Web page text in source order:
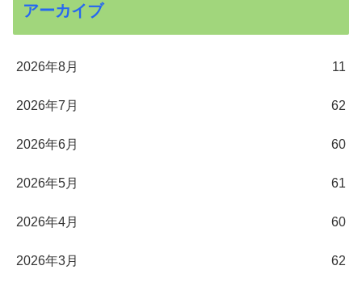
アーカイブ
2026年8月 11
2026年7月 62
2026年6月 60
2026年5月 61
2026年4月 60
2026年3月 62